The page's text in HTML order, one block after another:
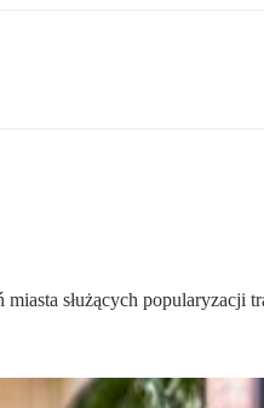
służących popularyzacji